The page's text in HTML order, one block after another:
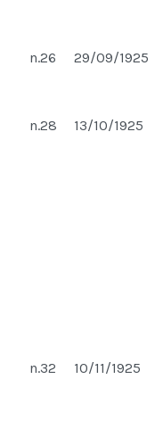
n.26 29/09/1925
n.28 13/10/1925
n.32 10/11/1925